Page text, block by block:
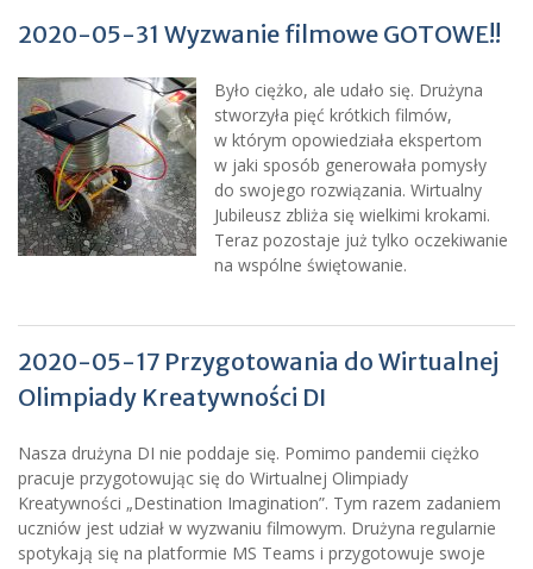
2020-05-31 Wyzwanie filmowe GOTOWE!!
Było ciężko, ale udało się. Drużyna
stworzyła pięć krótkich filmów,
w którym opowiedziała ekspertom
w jaki sposób generowała pomysły
do swojego rozwiązania. Wirtualny
Jubileusz zbliża się wielkimi krokami.
Teraz pozostaje już tylko oczekiwanie
na wspólne świętowanie.
2020-05-17 Przygotowania do Wirtualnej
Olimpiady Kreatywności DI
Nasza drużyna DI nie poddaje się. Pomimo pandemii ciężko
pracuje przygotowując się do Wirtualnej Olimpiady
Kreatywności „Destination Imagination”. Tym razem zadaniem
uczniów jest udział w wyzwaniu filmowym. Drużyna regularnie
spotykają się na platformie MS Teams i przygotowuje swoje